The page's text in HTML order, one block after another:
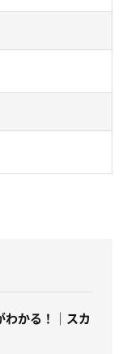
わかる！｜スカ